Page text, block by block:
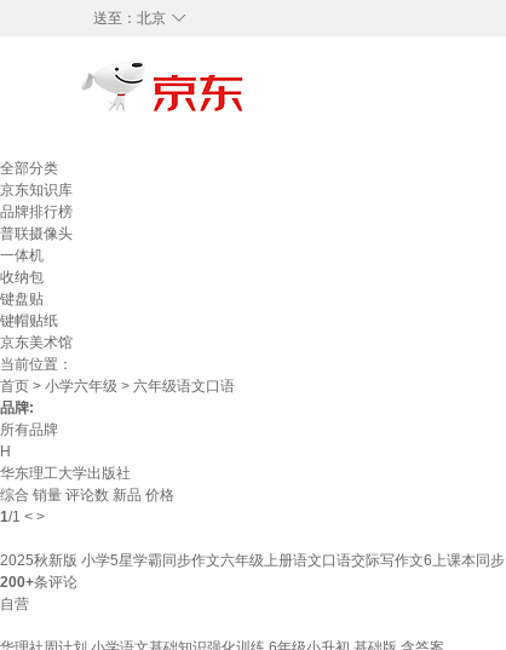
◇
送至： 北京
全部分类
京东知识库
品牌排行榜
普联摄像头
一体机
收纳包
键盘贴
键帽贴纸
京东美术馆
当前位置：
首页 > 小学六年级 > 六年级语文口语
品牌:
所有品牌
H
华东理工大学出版社
综合 销量 评论数 新品 价格
1/1 < >
2025秋新版 小学5星学霸同步作文六年级上册语文口语交际写作文6上课本同步
200+条评论
自营